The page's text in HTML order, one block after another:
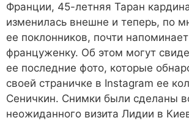
Франции, 45-летняя Таран
изменилась внешне и теперь, по
ее поклонников, почти напоминает
француженку. Об этом могут
ее последние фото, которые
своей страничке в Instagram ее
Сеничкин. Снимки были сделаны
неожиданного визита Лидии в